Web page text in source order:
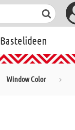
Bastelideen
Window Color